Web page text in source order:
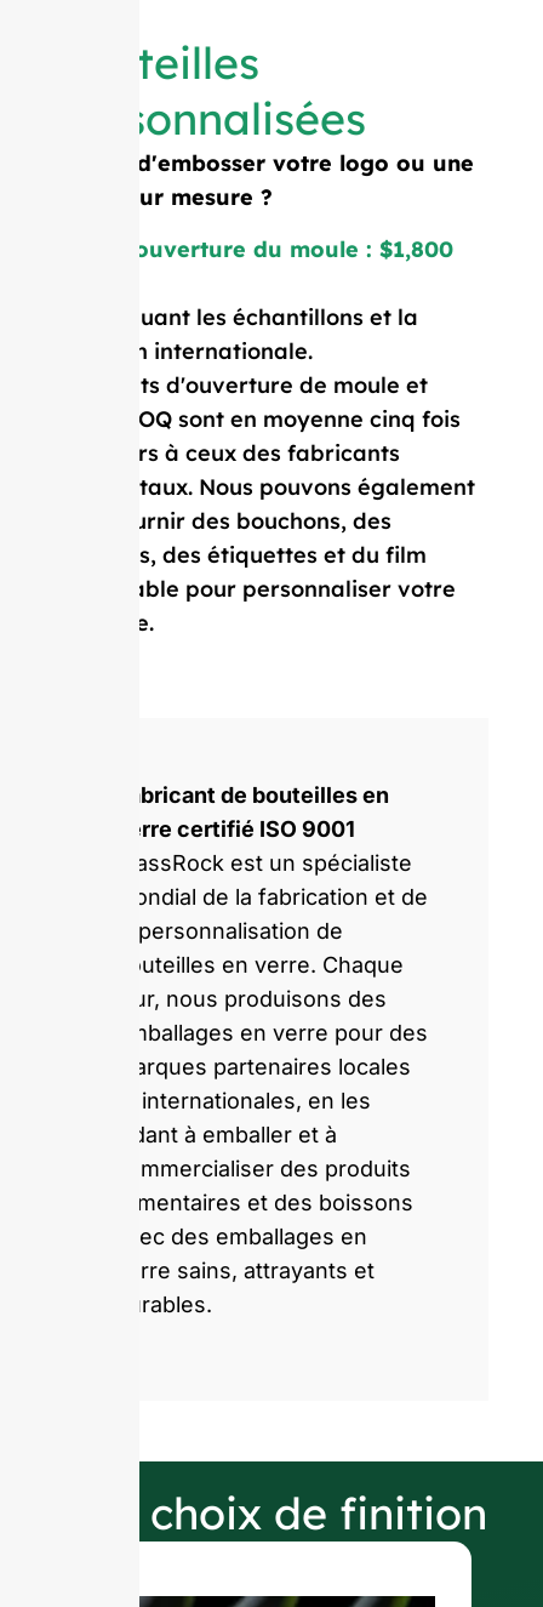
Bouteilles
personnalisées
Besoin d'embosser votre logo ou une
forme sur mesure ?
Coût d'ouverture du moule : $1,800
Prix incluant les échantillons et la
livraison internationale.
Nos coûts d'ouverture de moule et
notre MOQ sont en moyenne cinq fois
inférieurs à ceux des fabricants
occidentaux. Nous pouvons également
vous fournir des bouchons, des
capsules, des étiquettes et du film
rétractable pour personnaliser votre
bouteille.
Fabricant de bouteilles en
verre certifié ISO 9001
GlassRock est un spécialiste
mondial de la fabrication et de
la personnalisation de
bouteilles en verre. Chaque
jour, nous produisons des
emballages en verre pour des
marques partenaires locales
et internationales, en les
aidant à emballer et à
commercialiser des produits
alimentaires et des boissons
avec des emballages en
verre sains, attrayants et
durables.
Nos choix de finition